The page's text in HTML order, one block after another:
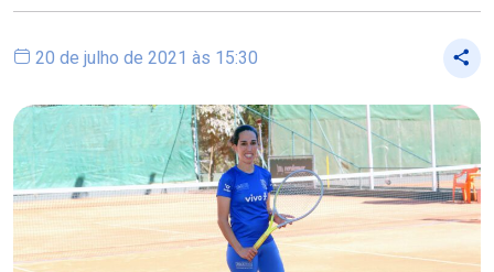
20 de julho de 2021 às 15:30